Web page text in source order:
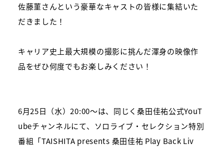
佐藤菫さんという豪華なキャストの皆様に集結いた
だきました！
キャリア史上最大規模の撮影に挑んだ渾身の映像作
品をぜひ何度でもお楽しみください！
6月25日（水）20:00〜は、同じく桑田佳祐公式YouT
ubeチャンネルにて、ソロライブ・セレクション特別
番組「TAISHITA presents 桑田佳祐 Play Back Liv